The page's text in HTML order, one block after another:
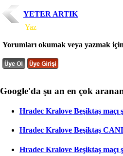
YETER ARTIK
Yaz
Yorumları okumak veya yazmak
Google'da şu an en çok
Hradec Kralove Beşiktaş maçı
Hradec Kralove Beşiktaş
Hradec Kralove Beşiktaş